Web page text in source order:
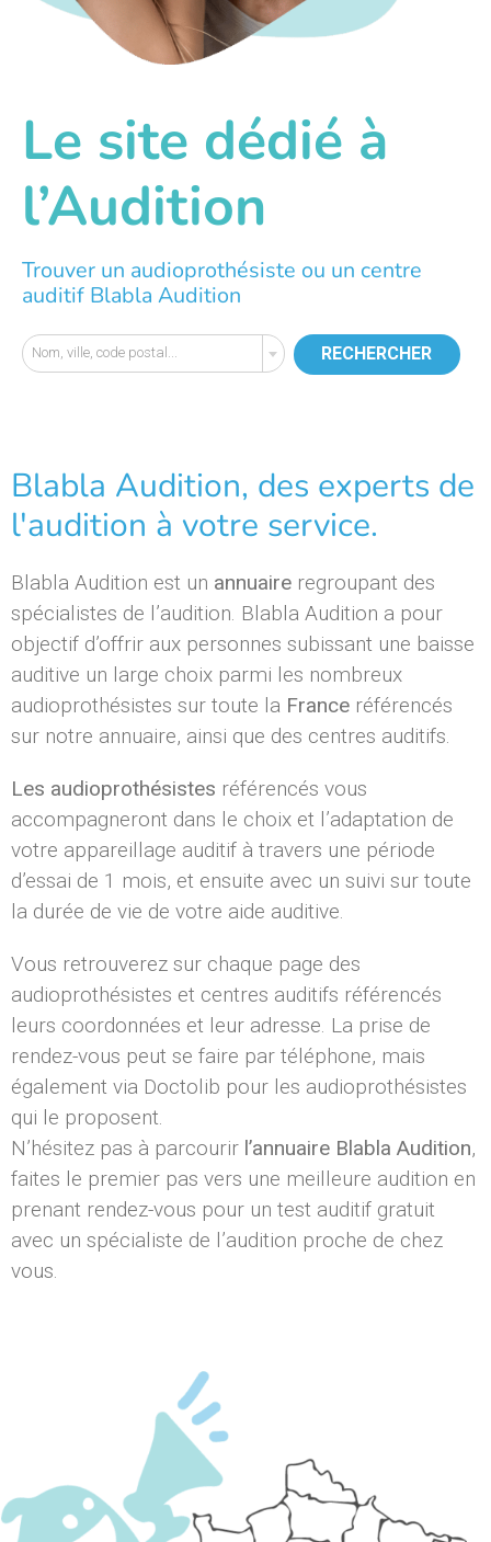
Le site dédié à
l’Audition
Trouver un audioprothésiste ou un centre
auditif Blabla Audition
Nom, ville, code postal... RECHERCHER
Blabla Audition, des experts de
l'audition à votre service.
Blabla Audition est un annuaire regroupant des
spécialistes de l’audition. Blabla Audition a pour
objectif d’offrir aux personnes subissant une baisse
auditive un large choix parmi les nombreux
audioprothésistes sur toute la France référencés
sur notre annuaire, ainsi que des centres auditifs.
Les audioprothésistes référencés vous
accompagneront dans le choix et l’adaptation de
votre appareillage auditif à travers une période
d’essai de 1 mois, et ensuite avec un suivi sur toute
la durée de vie de votre aide auditive.
Vous retrouverez sur chaque page des
audioprothésistes et centres auditifs référencés
leurs coordonnées et leur adresse. La prise de
rendez-vous peut se faire par téléphone, mais
également via Doctolib pour les audioprothésistes
qui le proposent.
N’hésitez pas à parcourir l’annuaire Blabla Audition,
faites le premier pas vers une meilleure audition en
prenant rendez-vous pour un test auditif gratuit
avec un spécialiste de l’audition proche de chez
vous.